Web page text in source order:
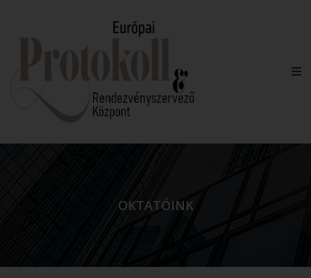
OKTATÓINK